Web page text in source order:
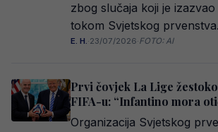
zbog slučaja koji je
tokom Svjetskog
E. H.·23/07/2026·FOTO: AI
Prvi čovjek La Lige
FIFA-u: “Infantino mora
Organizacija Svjetskog